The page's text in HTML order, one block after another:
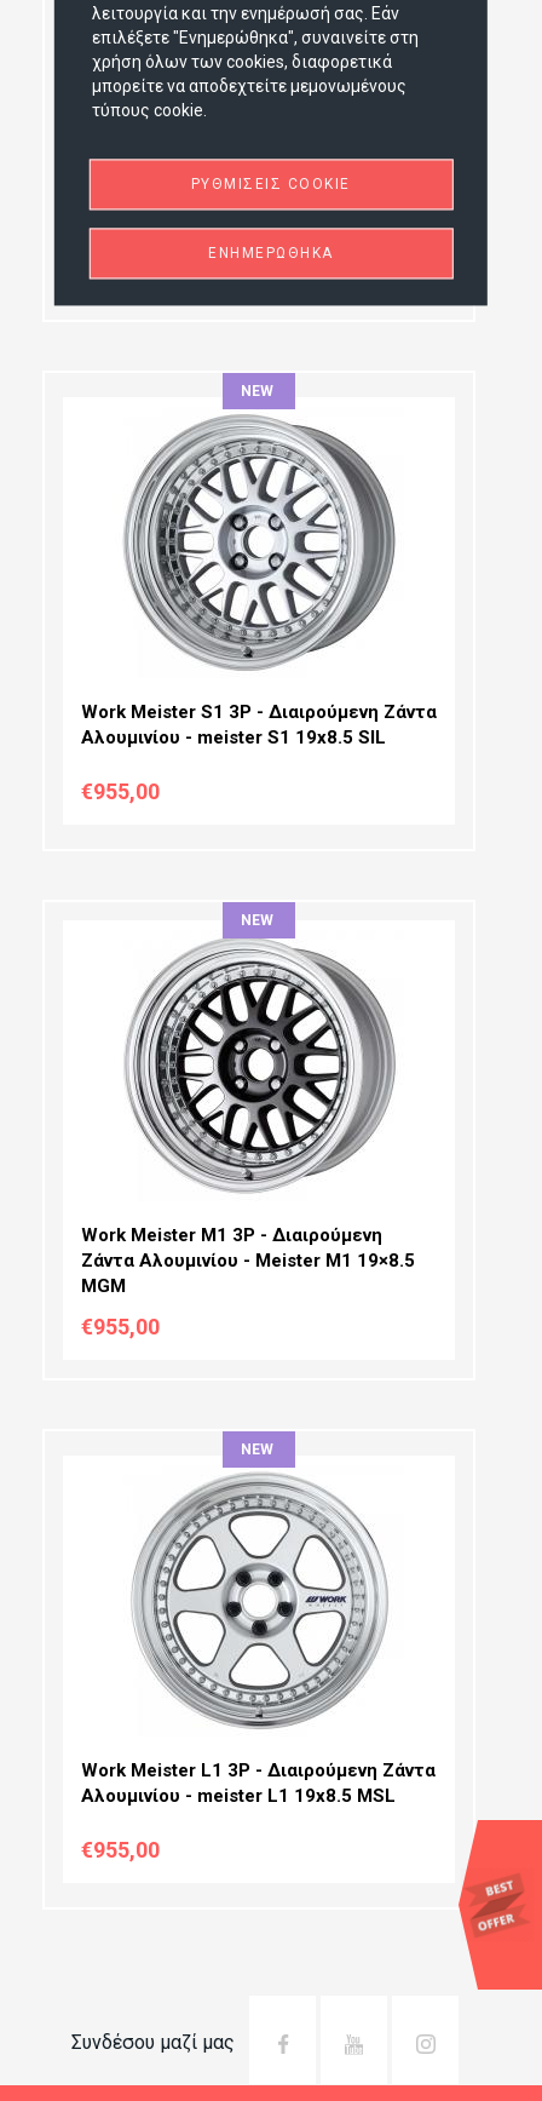
Work Zeast BSTX 2P - Διαιρούμενη
BSB
PCD SELECTION:
OFFSET:
Work Meister S1 3P - Διαιρούμενη Ζάντα
Αλουμινίου - meister S1 19x8.5 SIL
€955,00
ΔΙΆΜΕΤΡΟΣ:
ΠΛΆΤΟΣ:
PCD SELECTION:
OFFSET:
NEW
Work Meister M1 3P - Διαιρούμενη
Ζάντα Αλουμινίου - Meister M1 19×8.5
MGM
€955,00
ΔΙΆΜΕΤΡΟΣ:
ΠΛΆΤΟΣ:
PCD SELECTION:
OFFSET:
NEW
Work Meister L1 3P - Διαιρούμενη Ζάντα
Αλουμινίου - meister L1 19x8.5 MSL
€955,00
ΔΙΆΜΕΤΡΟΣ:
ΠΛΆΤΟΣ:
PCD SELECTION:
OFFSET:
NEW
Συνδέσου μαζί μας
λειτουργία και την ενημέρωσή σας. Εάν
επιλέξετε "Ενημερώθηκα", συναινείτε στη
χρήση όλων των cookies, διαφορετικά
μπορείτε να αποδεχτείτε μεμονωμένους
τύπους cookie.
ΡΥΘΜΊΣΕΙΣ COOKIE
ΕΝΗΜΕΡΏΘΗΚΑ